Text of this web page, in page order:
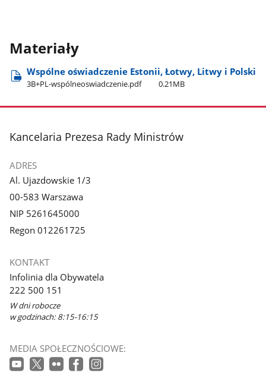
Materiały
Wspólne oświadczenie Estonii, Łotwy, Litwy i Polski
3B+PL-wspólneoswiadczenie.pdf 0.21MB
stopka
Kancelaria Prezesa Rady Ministrów
ADRES
Al. Ujazdowskie 1/3
00-583 Warszawa
NIP 5261645000
Regon 012261725
KONTAKT
Infolinia dla Obywatela
222 500 151
W dni robocze
w godzinach: 8:15-16:15
MEDIA SPOŁECZNOŚCIOWE: